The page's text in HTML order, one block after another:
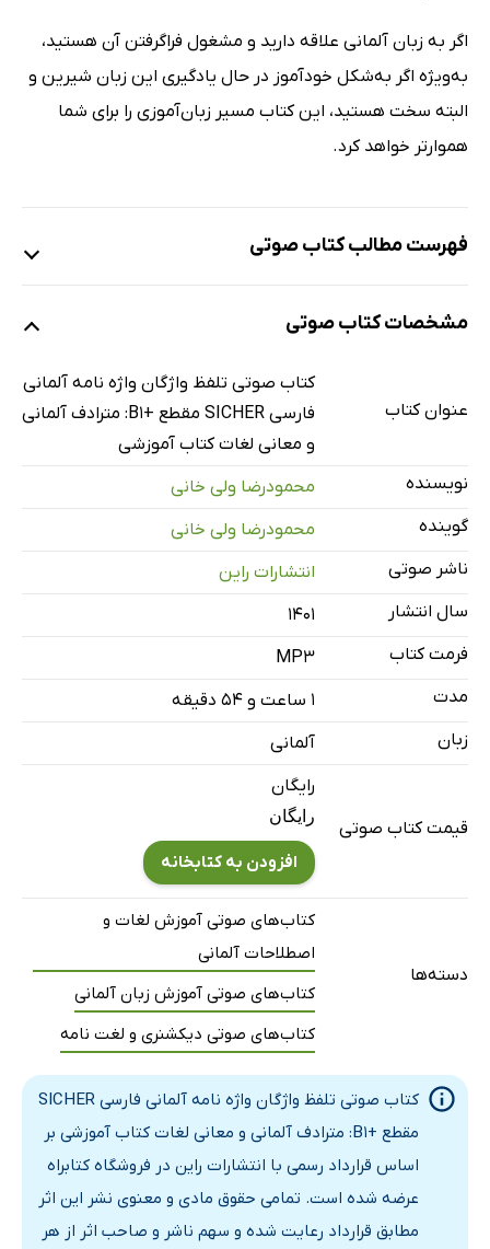
اگر به زبان آلمانی علاقه دارید و مشغول فراگرفتن آن هستید،
به‌ویژه اگر به‌شکل خودآموز در حال یادگیری این زبان شیرین و
البته سخت هستید، این کتاب مسیر زبان‌آموزی را برای شما
هموارتر خواهد کرد.
فهرست مطالب کتاب صوتی
نمونه
12 دقیقه
درس سوم
درس چهارم
درس پنجم
درس ششم
درس هفتم
درس هشتم
مشخصات کتاب صوتی
عنوان کتاب
کتاب صوتی تلفظ واژگان واژه‌ نامه‌ آلمانی
فارسی SICHER مقطع +B1: مترادف آلمانی
و معانی لغات کتاب آموزشی
نویسنده
محمودرضا ولی خانی
گوینده
محمودرضا ولی خانی
ناشر صوتی
انتشارات راین
سال انتشار
۱۴۰۱
فرمت کتاب
MP3
مدت
۱ ساعت و ۵۴ دقیقه
زبان
آلمانی
قیمت کتاب صوتی
رایگان
رایگان
افزودن به کتابخانه
دسته‌ها
کتاب‌های صوتی آموزش لغات و
اصطلاحات آلمانی
کتاب‌های صوتی آموزش زبان آلمانی
کتاب‌های صوتی دیکشنری و لغت نامه
کتاب صوتی تلفظ واژگان واژه‌ نامه‌ آلمانی فارسی SICHER
مقطع +B1: مترادف آلمانی و معانی لغات کتاب آموزشی بر
اساس قرارداد رسمی با انتشارات راین در فروشگاه کتابراه
عرضه شده است. تمامی حقوق مادی و معنوی نشر این اثر
مطابق قرارداد رعایت شده و سهم ناشر و صاحب اثر از هر